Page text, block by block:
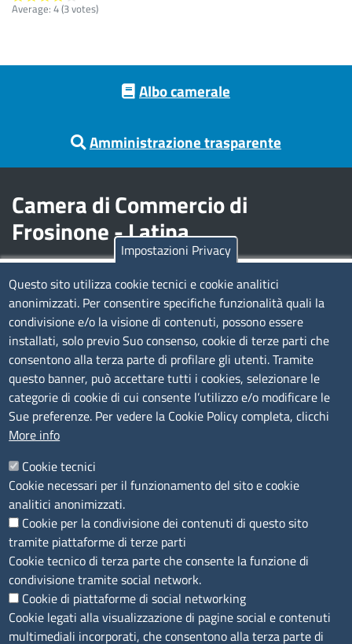
Average: 4(3votes)
Albo camerale
Amministrazione trasparente
Camera di Commercio di
Frosinone - Latina
Contatti
Sede Legale di Latina: Viale Umberto I, 80 - 04100 (LT)
tel. 0773/6721
Sede di Frosinone: Via Alcide De Gasperi, 1 - 03100 (FR)
tel. 0775/2751
Peccciaa@pec.frlt.camcom.it
Ufficio relazioni con il pubblico
Codice Fiscale e Partita Iva: 02957560598
Codice univoco ufficio fatt.elettronica: 1TOEDU
Seguici su
Sito web
Impostazioni Privacy
Questo sito utilizza cookie tecnici e cookie analitici
anonimizzati. Per consentire specifiche funzionalità quali la
condivisione e/o la visione di contenuti, possono essere
installati, solo previo Suo consenso, cookie di terze parti che
consentono alla terza parte di profilare gli utenti. Tramite
questo banner, può accettare tutti i cookies, selezionare le
categorie di cookie di cui consente l’utilizzo e/o modificare le
Sue preferenze. Per vedere la Cookie Policy completa, clicchi
More info
Cookie tecnici
Cookie necessari per il funzionamento del sito e cookie
analitici anonimizzati.
Cookie per la condivisione dei contenuti di questo sito
tramite piattaforme di terze parti
Cookie tecnico di terza parte che consente la funzione di
condivisione tramite social network.
Cookie di piattaforme di social networking
Cookie legati alla visualizzazione di pagine social e contenuti
multimediali incorporati, che consentono alla terza parte di